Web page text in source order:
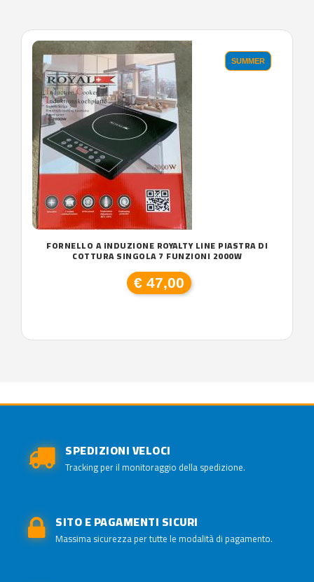
'.'
SUMMER
FORNELLO A INDUZIONE ROYALTY LINE PIASTRA DI
COTTURA SINGOLA 7 FUNZIONI 2000W
€ 47,00
SPEDIZIONI VELOCI
Tracking per il monitoraggio della spedizione.
SITO E PAGAMENTI SICURI
Massima sicurezza per tutte le modalità di pagamento.